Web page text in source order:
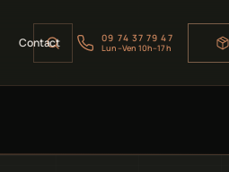
Contact 09 74 37 79 47
Lun–Ven 10h–17h